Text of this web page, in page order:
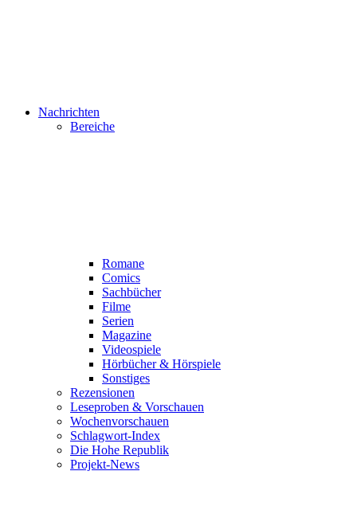
Nachrichten
Bereiche
Romane
Comics
Sachbücher
Filme
Serien
Magazine
Videospiele
Hörbücher & Hörspiele
Sonstiges
Rezensionen
Leseproben & Vorschauen
Wochenvorschauen
Schlagwort-Index
Die Hohe Republik
Projekt-News